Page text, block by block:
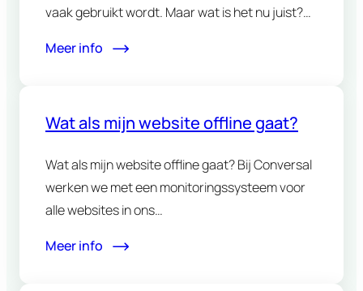
vaak gebruikt wordt. Maar wat is het nu juist?…
Meer info
Wat als mijn website offline gaat?
Wat als mijn website offline gaat? Bij Conversal
werken we met een monitoringssysteem voor
alle websites in ons…
Meer info